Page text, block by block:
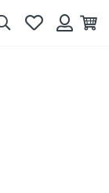
ТърсенеЛюбими